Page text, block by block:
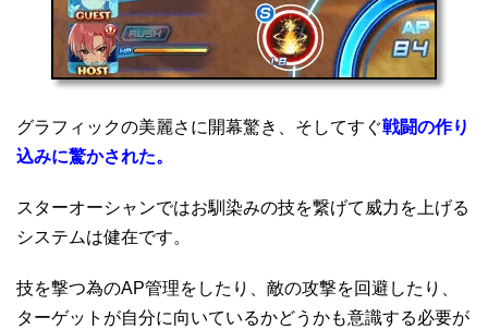
グラフィックの美麗さに開幕驚き、そしてすぐ戦闘の作り
込みに驚かされた。
スターオーシャンではお馴染みの技を繋げて威力を上げる
システムは健在です。
技を撃つ為のAP管理をしたり、敵の攻撃を回避したり、
ターゲットが自分に向いているかどうかも意識する必要が